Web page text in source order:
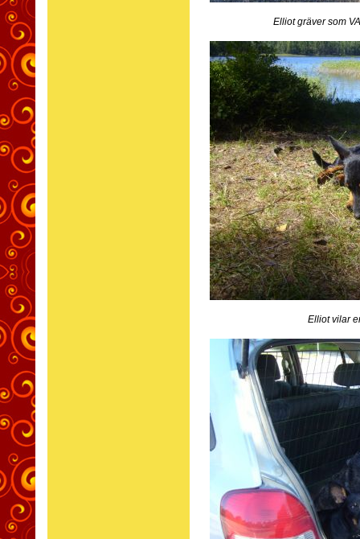
Elliot gräver som
Elliot vilar